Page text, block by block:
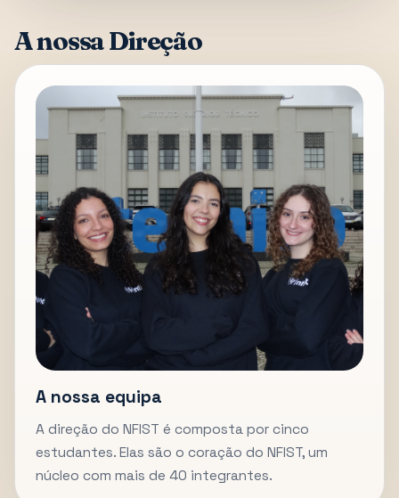
A nossa Direção
A nossa equipa
A direção do NFIST é composta por cinco
estudantes. Elas são o coração do NFIST, um
núcleo com mais de 40 integrantes.